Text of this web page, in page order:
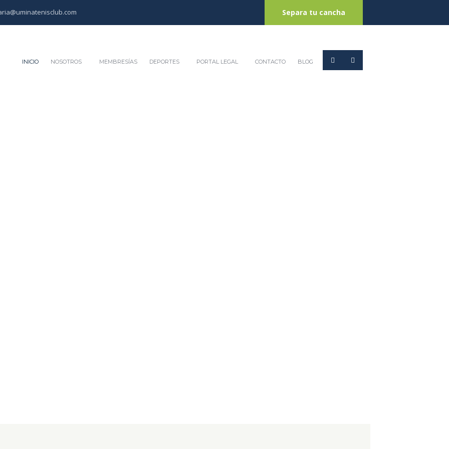
Separa tu cancha
INICIO NOSOTROS MEMBRESÍAS DEPORTES PORTAL LEGAL CONTACTO BLOG